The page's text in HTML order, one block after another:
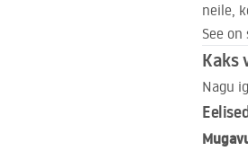
neile,
See
Kaks
Nagu